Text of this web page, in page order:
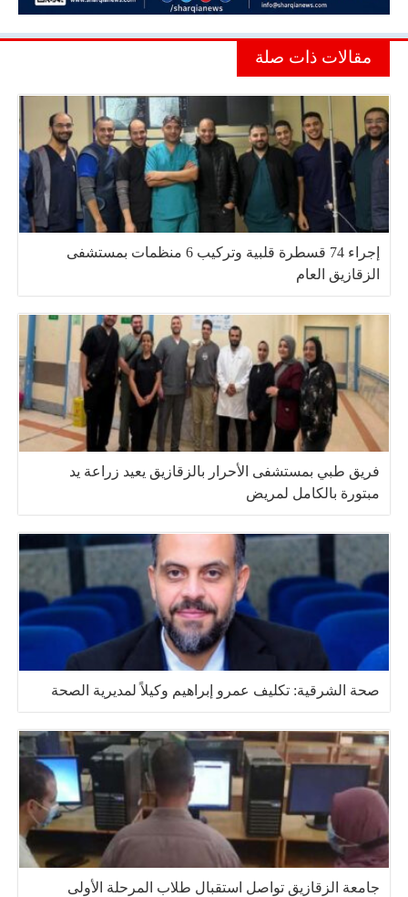
مقالات ذات صلة
إجراء 74 قسطرة قلبية وتركيب 6 منظمات بمستشفى
الزقازيق العام
فريق طبي بمستشفى الأحرار بالزقازيق يعيد زراعة يد
مبتورة بالكامل لمريض
صحة الشرقية: تكليف عمرو إبراهيم وكيلاً لمديرية الصحة
جامعة الزقازيق تواصل استقبال طلاب المرحلة الأولى